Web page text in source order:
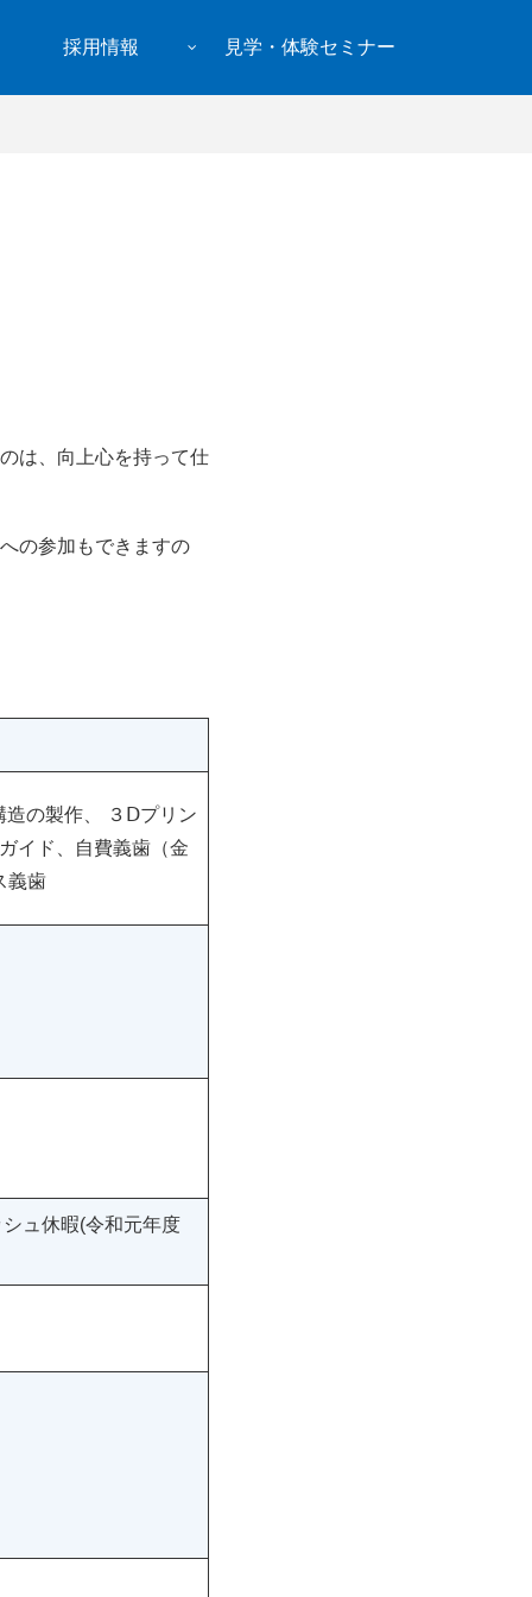
採用情報 見学・体験セミナー
は、向上心を持って仕
の参加もできますの
造の製作、 ３Ⅾプリン
イド、自費義歯（金
義歯
ュ休暇(令和元年度